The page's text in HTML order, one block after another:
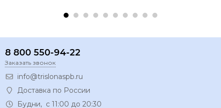
8 800 550-94-22
Заказать звонок
info@trislonaspb.ru
Доставка по России
Будни, с 11:00 до 20:30